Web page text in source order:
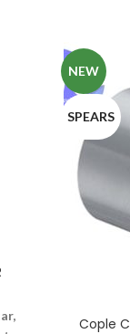
NEW
SPEARS
Cople